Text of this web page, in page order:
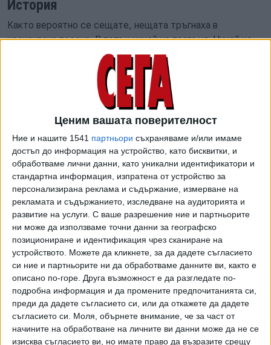
Ценим вашата поверителност
Ние и нашите 1541 партньори съхраняваме и/или имаме
достъп до информация на устройство, като бисквитки, и
обработваме лични данни, като уникални идентификатори и
стандартна информация, изпратена от устройство за
персонализирана реклама и съдържание, измерване на
рекламата и съдържанието, изследване на аудиторията и
развитие на услуги. С ваше разрешение ние и партньорите
ни може да използваме точни данни за географско
позициониране и идентификация чрез сканиране на
устройството. Можете да кликнете, за да дадете съгласието
си ние и партньорите ни да обработваме данните ви, както е
описано по-горе. Друга възможност е да разгледате по-
подробна информация и да промените предпочитанията си,
преди да дадете съгласието си, или да откажете да дадете
съгласието си. Моля, обърнете внимание, че за част от
начините на обработване на личните ви данни може да не се
изисква съгласието ви, но имате право да възразите срещу
История
Както вероятно се сещате, нещата тръгнаха в
неочаквана посока. В петък никой не позвъня. Никой не
ни потърси и в събота. Дойде неделя, когато от
районното управление на МВР в Самоков потърсиха жена
ми в родната ѝ къща.
От РЗИ София пратили името на жена ми към РУ-
Самоков, тъй като по лична карта се води там.
Естествено, в столичната РЗИ са проспали или
неглижирали текущия адрес, даден по-рано в
декларацията. За справка – текущият адрес е в
"Младост 1", на метри от частната лаборатория, в която
направихме теста.
Това вероятно не звучи толкова фрапиращо. Не и докато
не си дадеш сметка, че от РУ-Самоков имат пълното
право да напишат акт на жена ми, тъй като тя не е на
адреса, даден им от РЗИ. И няма да е техен проблем,
защото те изпълняват задълженията си. За справка,
санкциите за неспазване на карантина стигат до 10 000
лева и лишаване от свобода до три години.
Междувременно стана понеделник. Започнах да звъня,